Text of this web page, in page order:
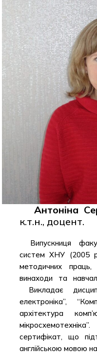
Антоніна
к.т.н., доцент.
Випускниця
систем ХНУ (2005
методичних
винаходи та
Викладає
електроніка”,
архітектура
сертифікат, що
англійською мовою на